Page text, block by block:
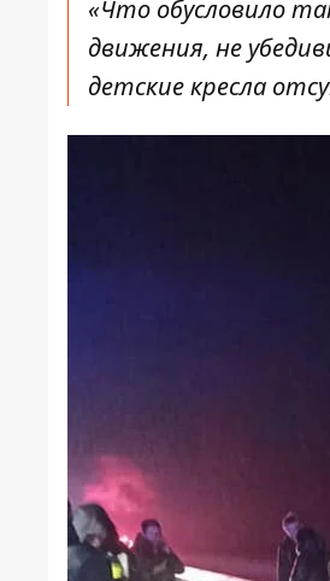
«Что обусловило
движения, не
детские кресла